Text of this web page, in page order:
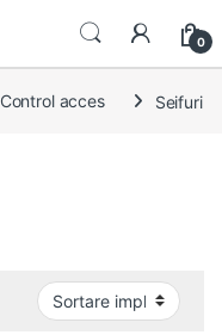
0
Control acces Seifuri